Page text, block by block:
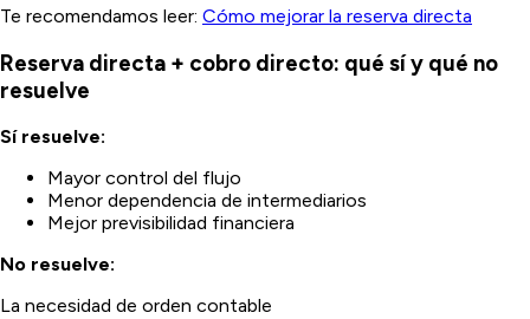
Te recomendamos leer: Cómo mejorar la reserva directa
Reserva directa + cobro directo: qué sí y qué no
resuelve
Sí resuelve:
Mayor control del flujo
Menor dependencia de intermediarios
Mejor previsibilidad financiera
No resuelve:
La necesidad de orden contable